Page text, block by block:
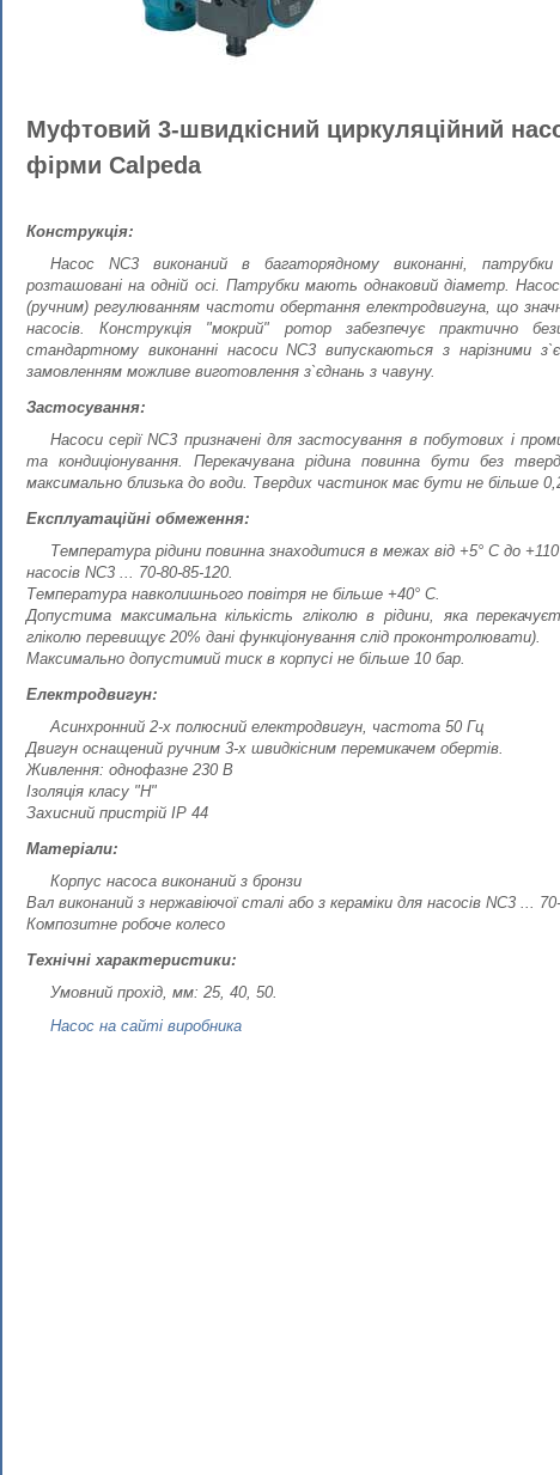
Муфтовий 3-швидкісний циркуляційний
фірми Calpeda
Конструкція:
Насос NC3 виконаний в багаторядному виконанні,
розташовані на одній осі. Патрубки мають однаковий діаметр.
(ручним) регулюванням частоти обертання електродвигуна, що
насосів. Конструкція "мокрий" ротор забезпечує практично
стандартному виконанні насоси NC3 випускаються з нарізними
замовленням можливе виготовлення з`єднань з чавуну.
Застосування:
Насоси серії NC3 призначені для застосування в побутових і
та кондиціонування. Перекачувана рідина повинна бути без
максимально близька до води. Твердих частинок має бути не більше
Експлуатаційні обмеження:
Температура рідини повинна знаходитися в межах від +5° С до
насосів NC3 ... 70-80-85-120.
Температура навколишнього повітря не більше +40° С.
Допустима максимальна кількість гліколю в рідини, яка
гліколю перевищує 20% дані функціонування слід проконтролювати).
Максимально допустимий тиск в корпусі не більше 10 бар.
Електродвигун:
Асинхронний 2-х полюсний електродвигун, частота 50 Гц
Двигун оснащений ручним 3-х швидкісним перемикачем обертів.
Живлення: однофазне 230 В
Ізоляція класу "Н"
Захисний пристрій IP 44
Матеріали:
Корпус насоса виконаний з бронзи
Вал виконаний з нержавіючої сталі або з кераміки для насосів NC3 ...
Композитне робоче колесо
Технічні характеристики:
Умовний прохід, мм: 25, 40, 50.
Насос на сайті виробника